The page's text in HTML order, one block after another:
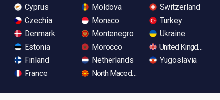
Cyprus
Czechia
Denmark
Estonia
Finland
France
Moldova
Monaco
Montenegro
Morocco
Netherlands
North Macedonia
Switzerland
Turkey
Ukraine
United Kingdom
Yugoslavia